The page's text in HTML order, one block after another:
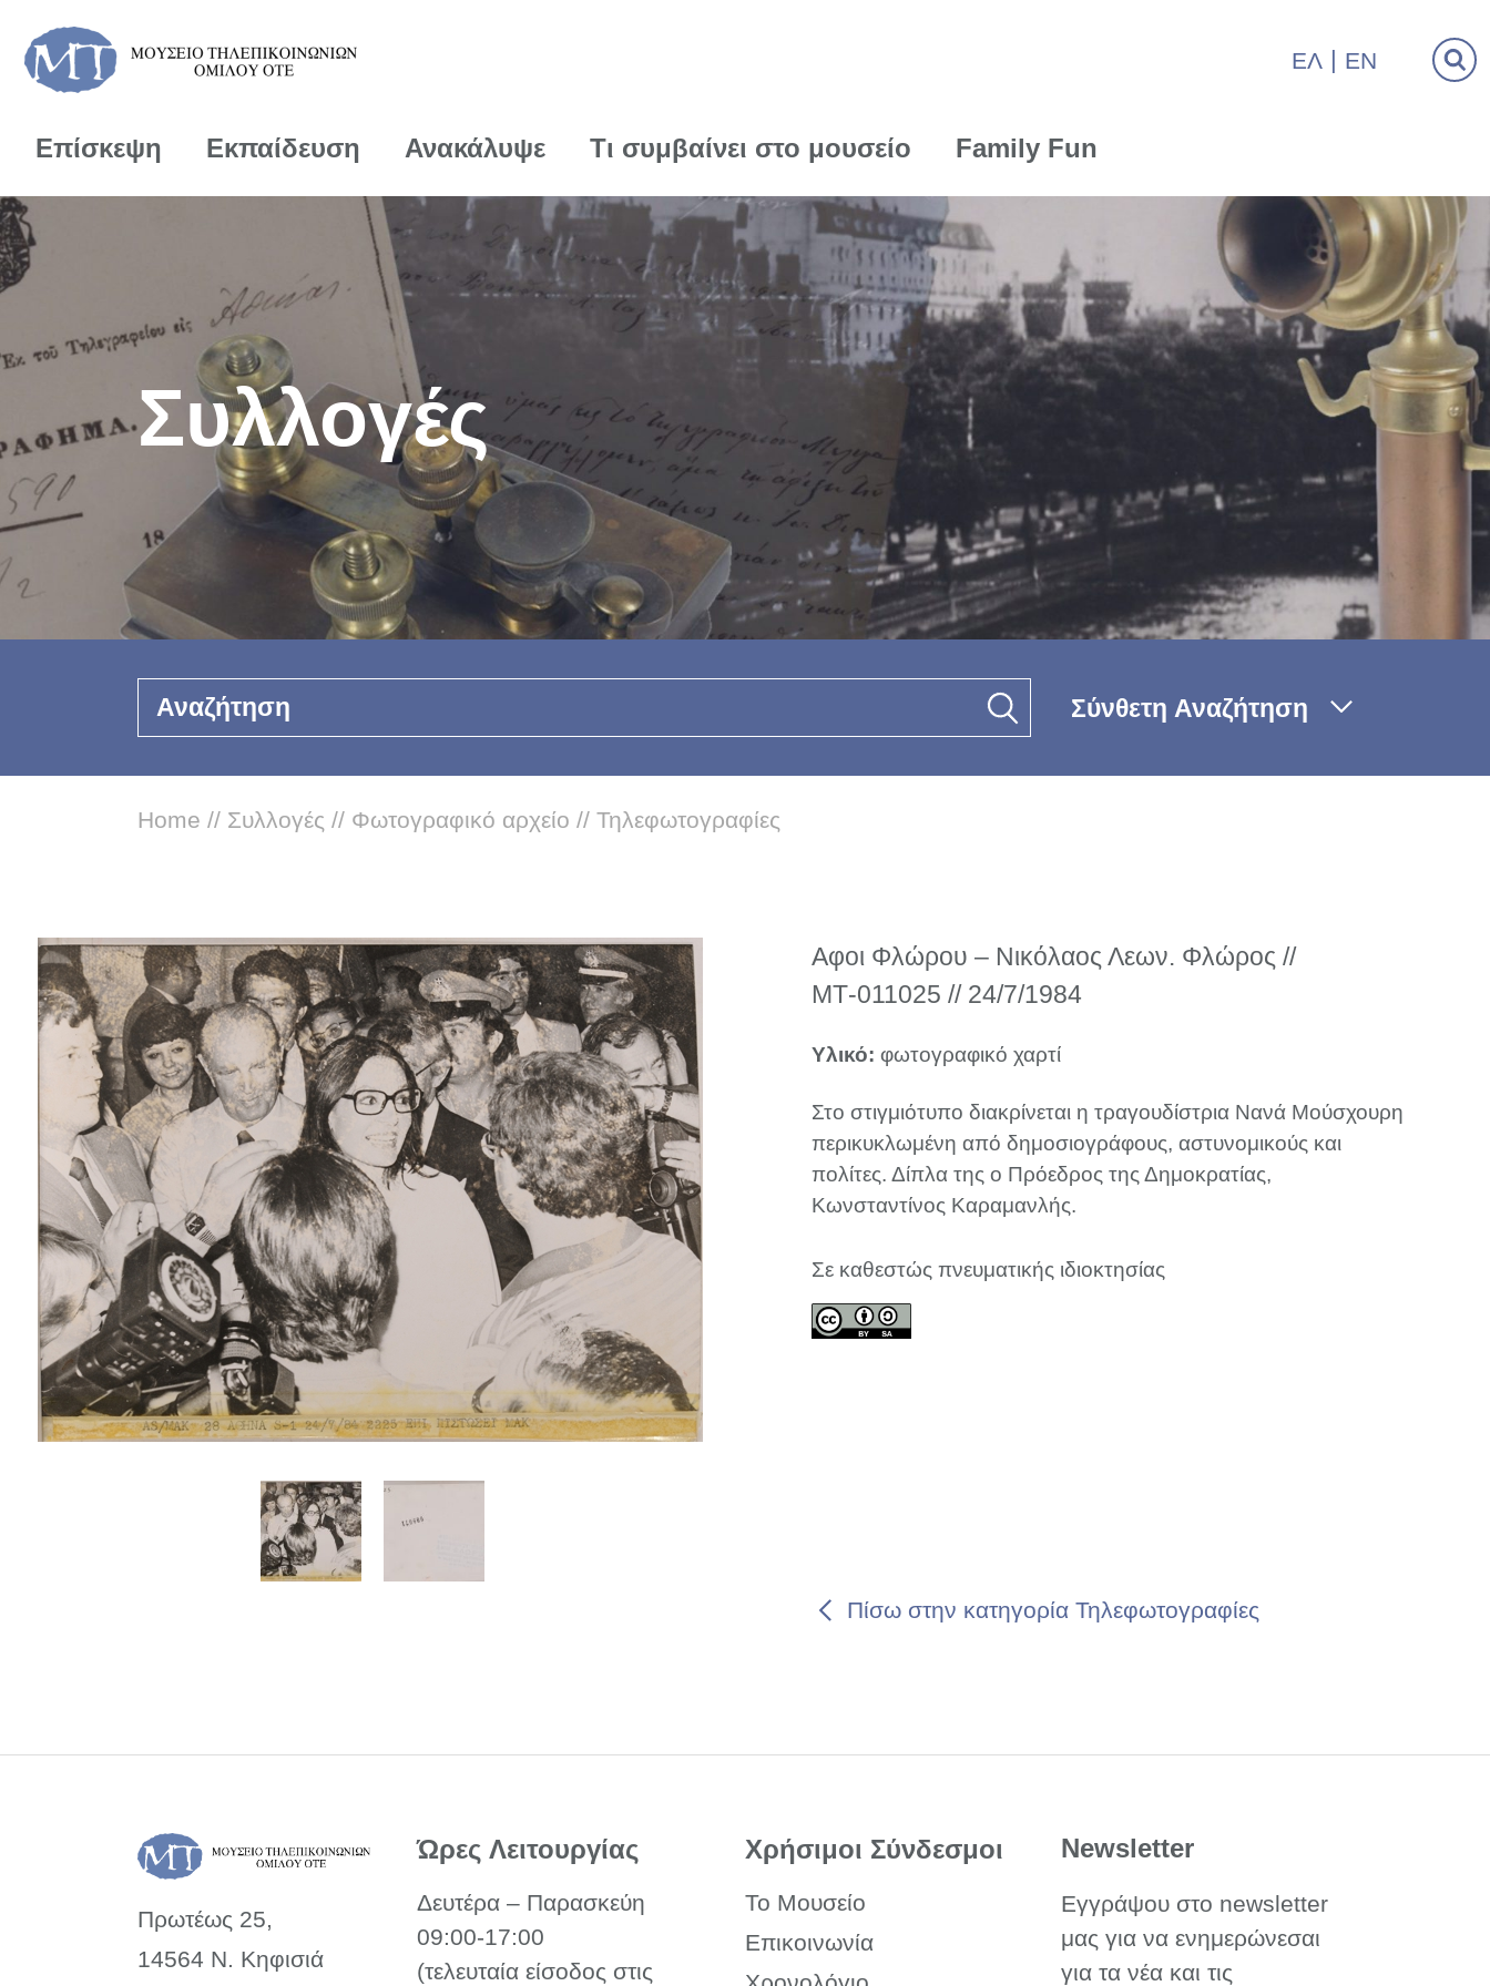
ΕΛ EN
Επίσκεψη Εκπαίδευση Ανακάλυψε Τι συμβαίνει στο μουσείο Family Fun
Συλλογές
Αναζήτηση Σύνθετη Αναζήτηση
Home // Συλλογές // Φωτογραφικό αρχείο // Τηλεφωτογραφίες
Πίσω στην κατηγορία Τηλεφωτογραφίες
Αφοι Φλώρου – Νικόλαος Λεων. Φλώρος //
ΜΤ-011025 // 24/7/1984
Υλικό: φωτογραφικό χαρτί
Στο στιγμιότυπο διακρίνεται η τραγουδίστρια Νανά Μούσχουρη
περικυκλωμένη από δημοσιογράφους, αστυνομικούς και
πολίτες. Δίπλα της ο Πρόεδρος της Δημοκρατίας,
Κωνσταντίνος Καραμανλής.
Σε καθεστώς πνευματικής ιδιοκτησίας
Πρωτέως 25,
14564 Ν. Κηφισιά
Ώρες Λειτουργίας
Δευτέρα – Παρασκεύη
09:00-17:00
(τελευταία είσοδος στις
Χρήσιμοι Σύνδεσμοι
Το Μουσείο
Επικοινωνία
Newsletter
Εγγράψου στο newsletter
μας για να ενημερώνεσαι
για τα νέα και τις